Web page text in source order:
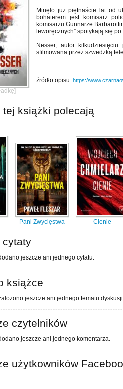
]
Minęło już piętnaście lat od
bohaterem jest komisarz
komisarzu Gunnarze
leworęcznych” spotykają się
Nesser, autor
sfilmowana przez szwedzką
źródło opisu: https://
tej książki polecają
Pani Zwycięstwa Cienie
cytaty
jeszcze ani jednego cytatu.
książce
jeszcze ani jednego tematu
czytelników
jeszcze ani jednego komentarza.
użytkowników